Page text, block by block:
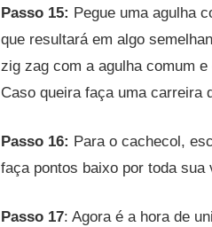
Passo 15: Pegue uma agulha
que resultará em algo
zig zag com a agulha comum
Caso queira faça uma carreira
Passo 16: Para o cachecol,
faça pontos baixo por toda
Passo 17: Agora é a hora de